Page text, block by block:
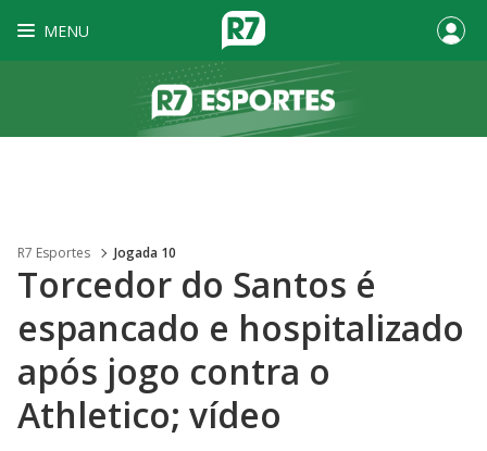
MENU
R7 Esportes Jogada 10
Torcedor do Santos é
espancado e hospitalizado
após jogo contra o
Athletico; vídeo